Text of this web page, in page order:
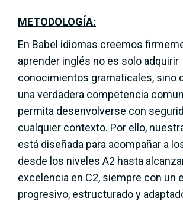
METODOLOGÍA:
En Babel idiomas creemos
aprender inglés no es solo adquirir
conocimientos gramaticales, sino
una verdadera competencia
permita desenvolverse con
cualquier contexto. Por ello,
está diseñada para acompañar a
desde los niveles A2 hasta
excelencia en C2, siempre con un
progresivo, estructurado y